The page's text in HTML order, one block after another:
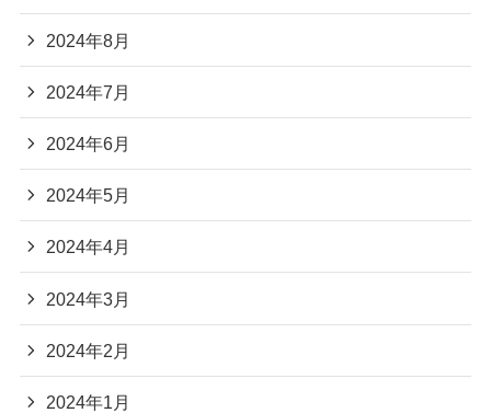
2024年8月
2024年7月
2024年6月
2024年5月
2024年4月
2024年3月
2024年2月
2024年1月